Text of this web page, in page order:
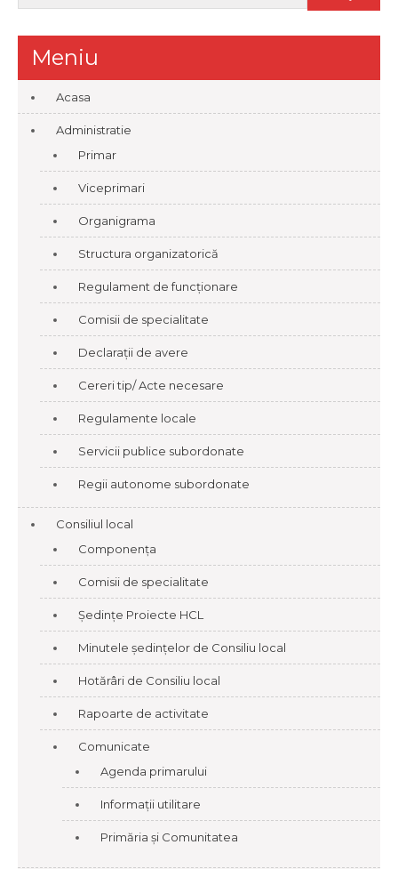
Meniu
Acasa
Administratie
Primar
Viceprimari
Organigrama
Structura organizatorică
Regulament de funcționare
Comisii de specialitate
Declarații de avere
Cereri tip/ Acte necesare
Regulamente locale
Servicii publice subordonate
Regii autonome subordonate
Consiliul local
Componența
Comisii de specialitate
Ședințe Proiecte HCL
Minutele ședințelor de Consiliu local
Hotărâri de Consiliu local
Rapoarte de activitate
Comunicate
Agenda primarului
Informații utilitare
Primăria și Comunitatea